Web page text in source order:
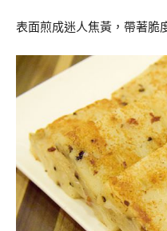
表面煎成迷人焦黃，帶著脆